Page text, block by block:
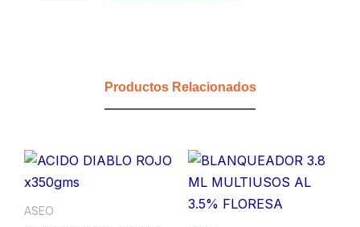
Productos Relacionados
ASEO